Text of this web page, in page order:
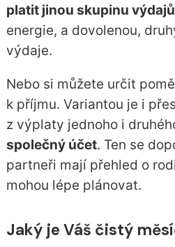
platit jinou skupinu výdajů
energie, a dovolenou,
výdaje.
Nebo si můžete určit
k příjmu. Variantou je i
z výplaty jednoho i
společný účet. Ten se
partneři mají přehled o
mohou lépe plánovat.
Jaký je Váš čistý